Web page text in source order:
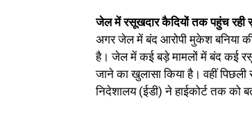
जेल में रसूखदार कैदियों तक पहुंच रही
अगर जेल में बंद आरोपी मुकेश बनिया
है। जेल में कई बड़े मामलों में बंद कई
जाने का खुलासा किया है। वहीं
निदेशालय (ईडी) ने हाईकोर्ट तक को